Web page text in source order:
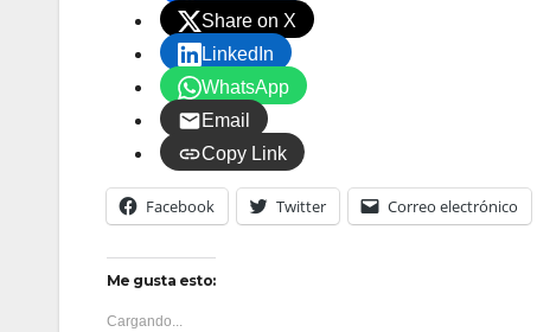
Share on X
LinkedIn
WhatsApp
Email
Copy Link
Facebook Twitter Correo electrónico
Me gusta esto:
Cargando...